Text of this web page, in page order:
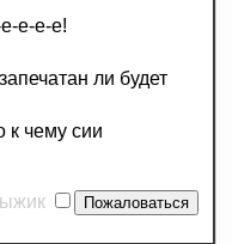
е-е-е!
ли будет
к чему сии